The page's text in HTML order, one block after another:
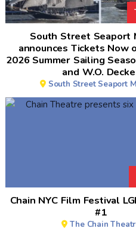
South Street Seaport
announces Tickets Now
2026 Summer Sailing
and W.O.
South Street Seaport
Chain NYC Film Festival
#1
The Chain